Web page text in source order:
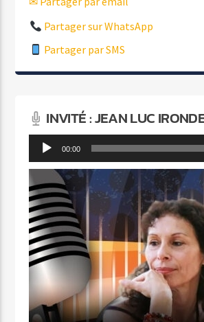
Partager sur WhatsApp
Partager par SMS
INVITÉ : JEAN LUC
Lecteur
audio
00:00